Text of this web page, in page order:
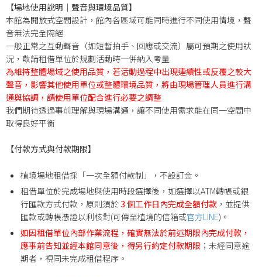
【場地使用說明｜聲音與環境品質】
本館為開放式空間設計，館內各區域可能同時進行不同使用情境，聲
音無法完全隔絕
一般正常之互動聲音（如短暫拍手、回應或交流）屬可預期之使用狀
況，敬請租借單位於規劃活動時一併納入考量
為維持整體場域之使用品質，若活動過程中出現連續性或反覆之較大
聲音，影響其他使用單位或整體環境品質，將由現場管理人員進行溝
通與協調，請使用單位配合進行必要之調整
我們期待透過事前理解與現場溝通，讓不同使用需求能在同一空間中
取得良好平衡
【付款方式與付款期限】
植境場地租借採「一次全額付款制」，不設訂金。
租借單位於完成場地與使用時段選擇後，如選擇以ATM轉帳或銀
行匯款方式付款，原則須於3 個工作日內完成全額付款 ，並提供
匯款或轉帳憑證以利核對(可傳至植境的信箱或官方LINE)。
如因租借單位內部作業流程，確實無法於前述期限內完成付款，
應事前告知並經本館同意後，得另行約定付款期限 ；未經同意逾
期者，視同未完成租借程序。